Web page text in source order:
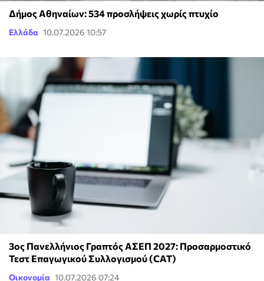
Δήμος Αθηναίων: 534 προσλήψεις χωρίς πτυχίο
Ελλάδα 10.07.2026 10:57
3ος Πανελλήνιος Γραπτός ΑΣΕΠ 2027: Προσαρμοστικό
Τεστ Επαγωγικού Συλλογισμού (CAT)
Οικονομία 10.07.2026 07:24